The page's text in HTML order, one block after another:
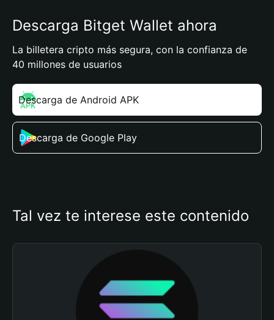
Descarga Bitget Wallet ahora
La billetera cripto más segura, con la confianza de
40 millones de usuarios
Descarga de Android APK
Descarga de Google Play
Tal vez te interese este contenido